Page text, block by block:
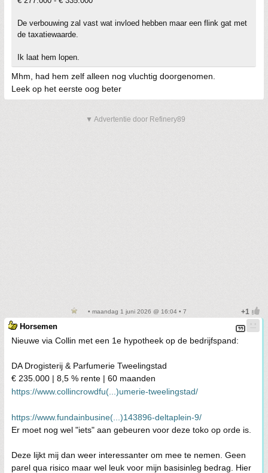
De verbouwing zal vast wat invloed hebben maar een flink gat met
de taxatiewaarde.
Ik laat hem lopen.
Mhm, had hem zelf alleen nog vluchtig doorgenomen.
Leek op het eerste oog beter
▼ Advertentie door Refinery89
• maandag 1 juni 2026 @ 16:04 • 7
Horsemen
Nieuwe via Collin met een 1e hypotheek op de bedrijfspand:
DA Drogisterij & Parfumerie Tweelingstad
€ 235.000 | 8,5 % rente | 60 maanden
https://www.collincrowdfu(...)umerie-tweelingstad/
https://www.fundainbusine(...)143896-deltaplein-9/
Er moet nog wel "iets" aan gebeuren voor deze toko op orde is.
Deze lijkt mij dan weer interessanter om mee te nemen. Geen
parel qua risico maar wel leuk voor mijn basisinleg bedrag. Hier